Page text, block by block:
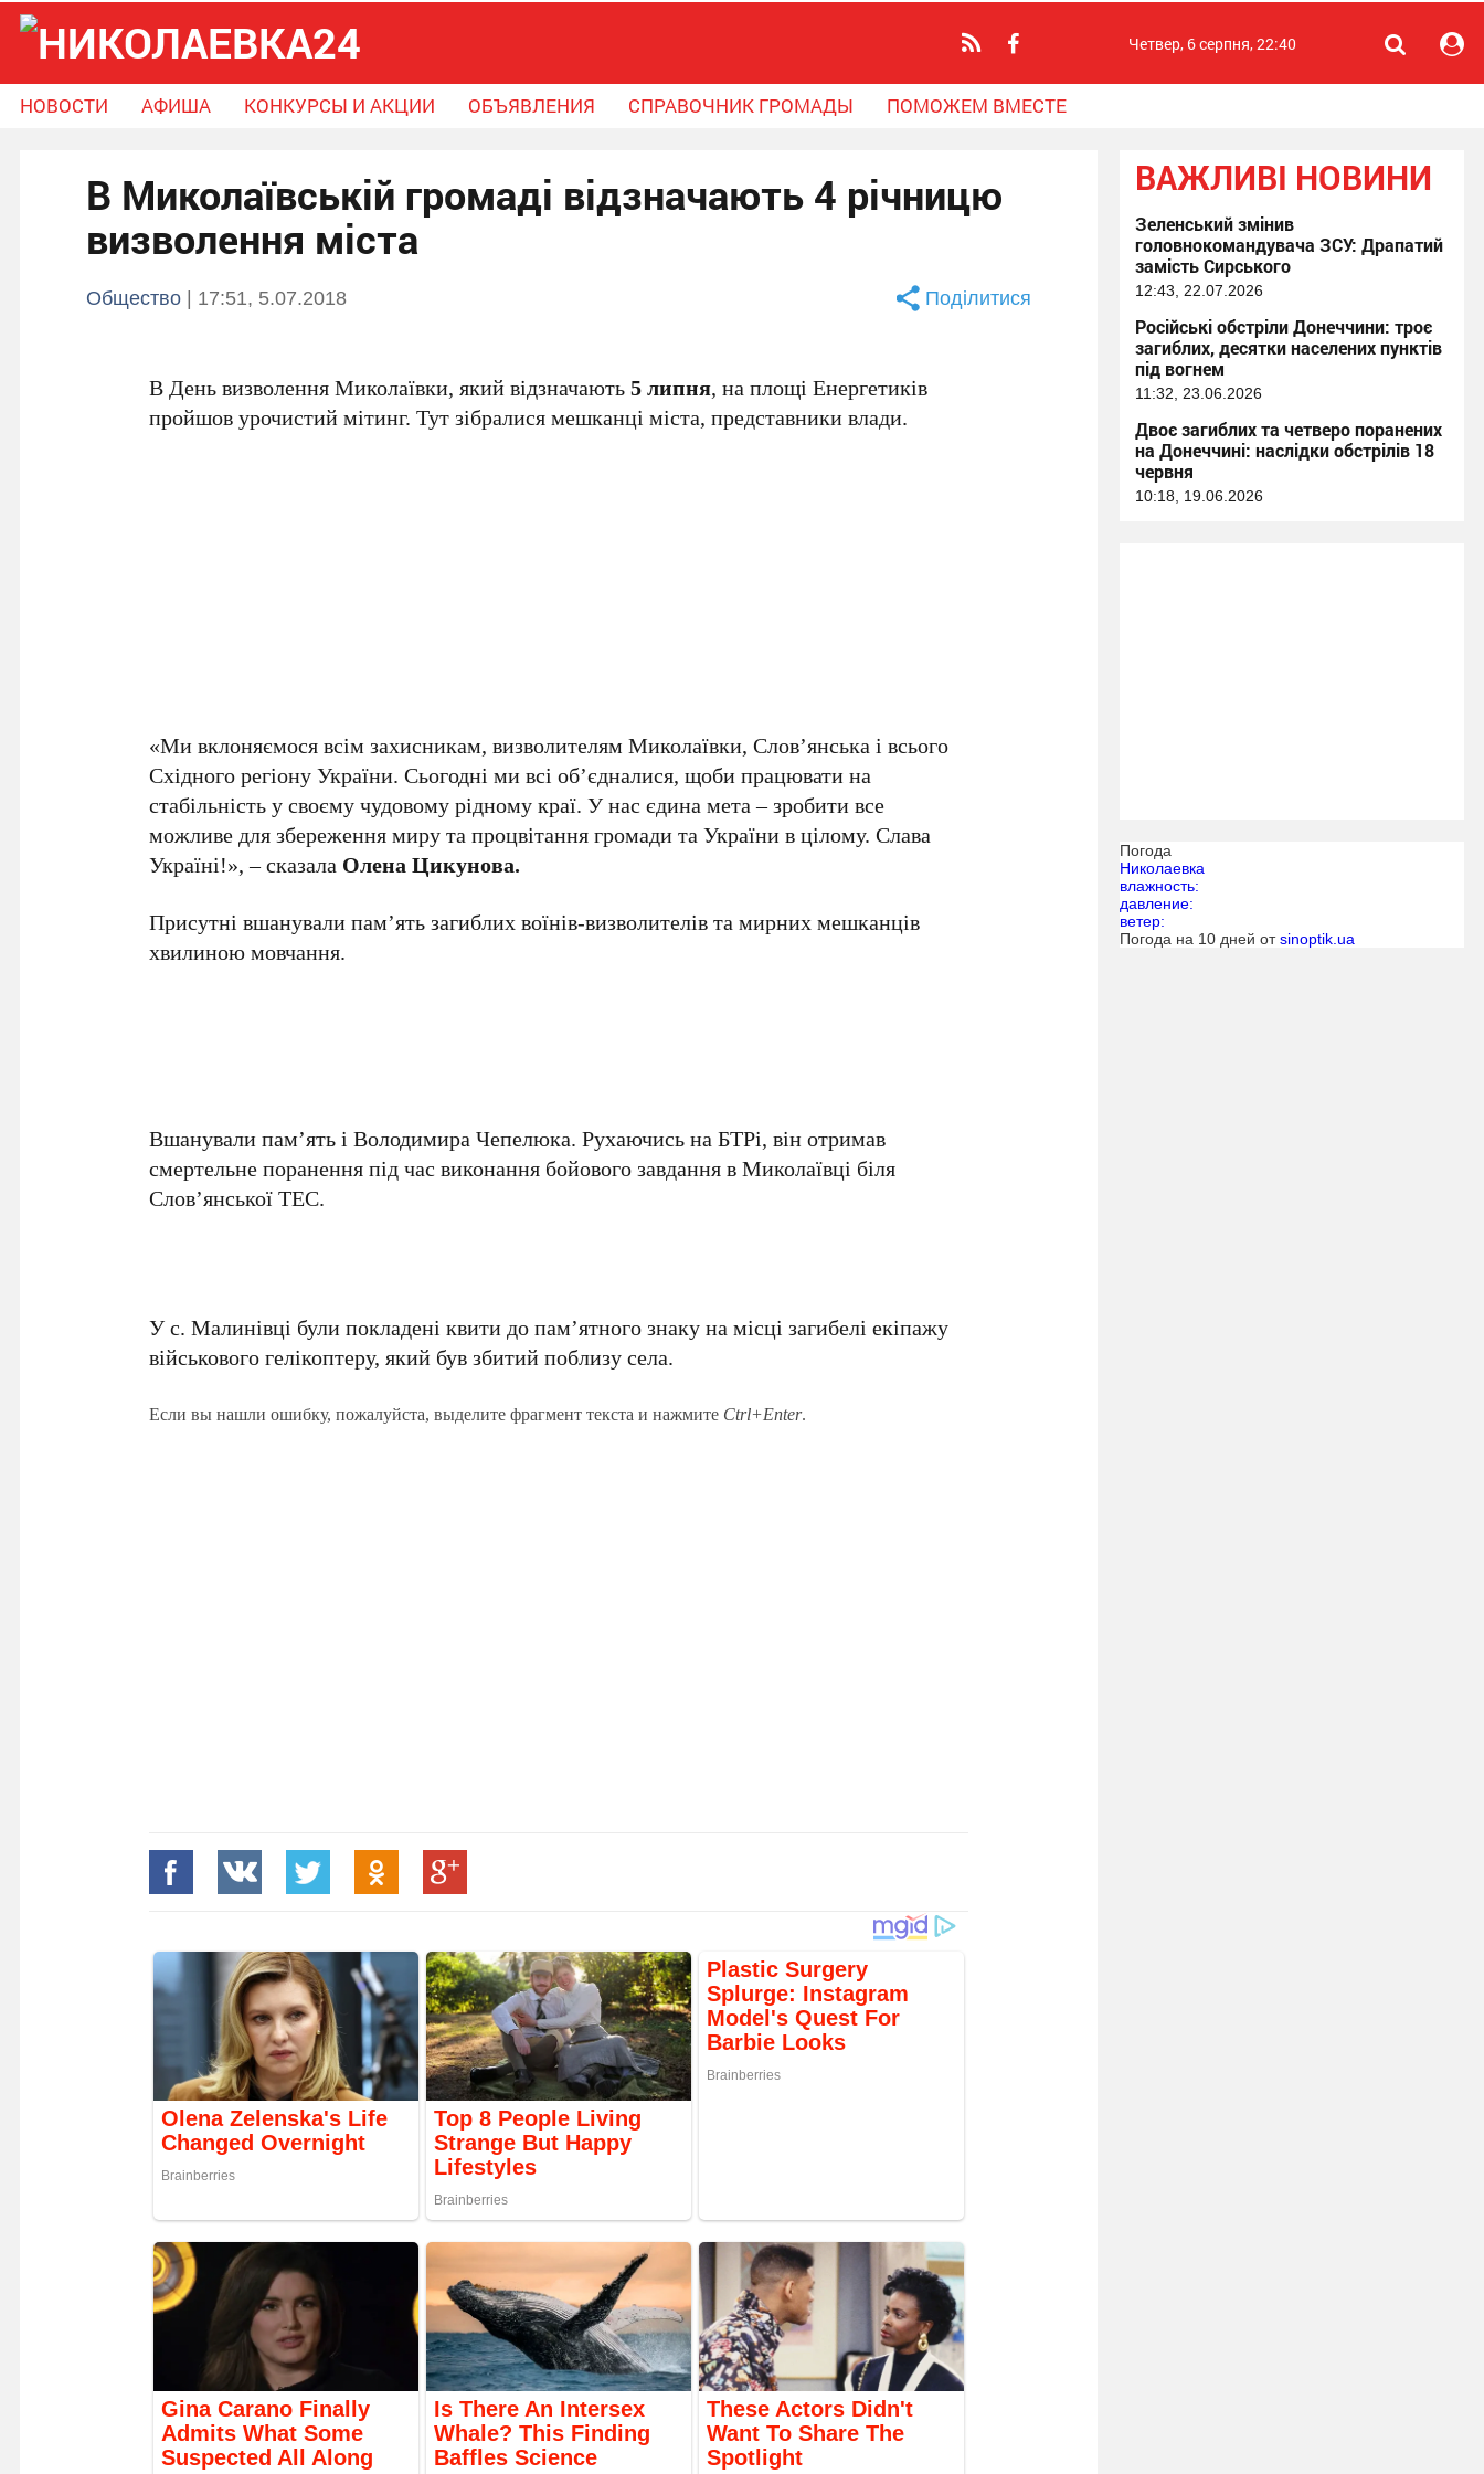
Четвер, 6 серпня, 22:40
НОВОСТИ АФИША КОНКУРСЫ И АКЦИИ ОБЪЯВЛЕНИЯ СПРАВОЧНИК ГРОМАДЫ ПОМОЖЕМ ВМЕСТЕ
Объявления
Справочник громады
В Миколаївській громаді відзначають 4 річницю
визволення міста
Общество | 17:51, 5.07.2018 Поділитися
В День визволення Миколаївки, який відзначають5 липня, на площі Енергетиків
пройшов урочистий мітинг. Тут зібралися мешканці міста, представники влади.
«Ми вклоняємося всім захисникам, визволителям Миколаївки, Слов’янська і всього
Східного регіону України. Сьогодні ми всі об’єдналися, щоби працювати на
стабільність у своєму чудовому рідному краї. У нас єдина мета – зробити все
можливе для збереження миру та процвітання громади та України в цілому. Слава
Україні!», – сказала Олена Цикунова.
Присутні вшанували пам’ять загиблих воїнів-визволителів та мирних мешканців
хвилиною мовчання.
Вшанували пам’ять і Володимира Чепелюка. Рухаючись на БТРі, він отримав
смертельне поранення під час виконання бойового завдання в Миколаївці біля
Слов’янської ТЕС.
У с. Малинівці були покладені квити до пам’ятного знаку на місці загибелі екіпажу
військового гелікоптеру, який був збитий поблизу села.
Если вы нашли ошибку, пожалуйста, выделите фрагмент текста и нажмите Ctrl+Enter.
ВАЖЛИВІ НОВИНИ
Зеленський змінив
головнокомандувача ЗСУ: Драпатий
замість Сирського
12:43, 22.07.2026
Російські обстріли Донеччини: троє
загиблих, десятки населених пунктів
під вогнем
11:32, 23.06.2026
Двоє загиблих та четверо поранених
на Донеччині: наслідки обстрілів 18
червня
10:18, 19.06.2026
Погода
Николаевка
влажность:
давление:
ветер:
Погода на 10 дней отsinoptik.ua